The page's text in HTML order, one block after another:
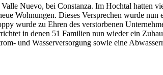
Nuevo, bei Constanza. Im Hochtal hatten
Wohnungen. Dieses Versprechen wurde
wurde zu Ehren des verstorbenen
in denen 51 Familien nun wieder ein
und Wasserversorgung sowie eine